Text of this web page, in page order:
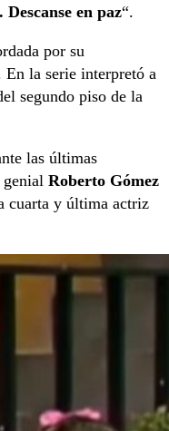
en paz“.
por su
En la serie interpretó a
segundo piso de la
las últimas
genial Roberto Gómez
cuarta y última actriz